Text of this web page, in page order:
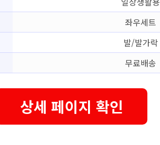
좌우세트
발/발가락
무료배송
상세 페이지 확인